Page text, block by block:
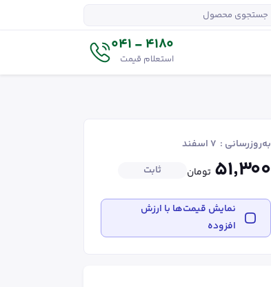
4180 - 041
استعلام قیمت
به‌روزرسانی : ۷ اسفند
۵۱٬۳۰۰ تومان ثابت
نمایش قیمت‌ها با ارزش
افزوده